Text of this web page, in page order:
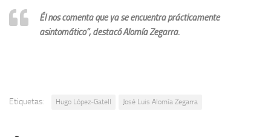
Él nos comenta que ya se encuentra prácticamente
asintomático”, destacó Alomía Zegarra.
Etiquetas: Hugo López-Gatell José Luis Alomía Zegarra